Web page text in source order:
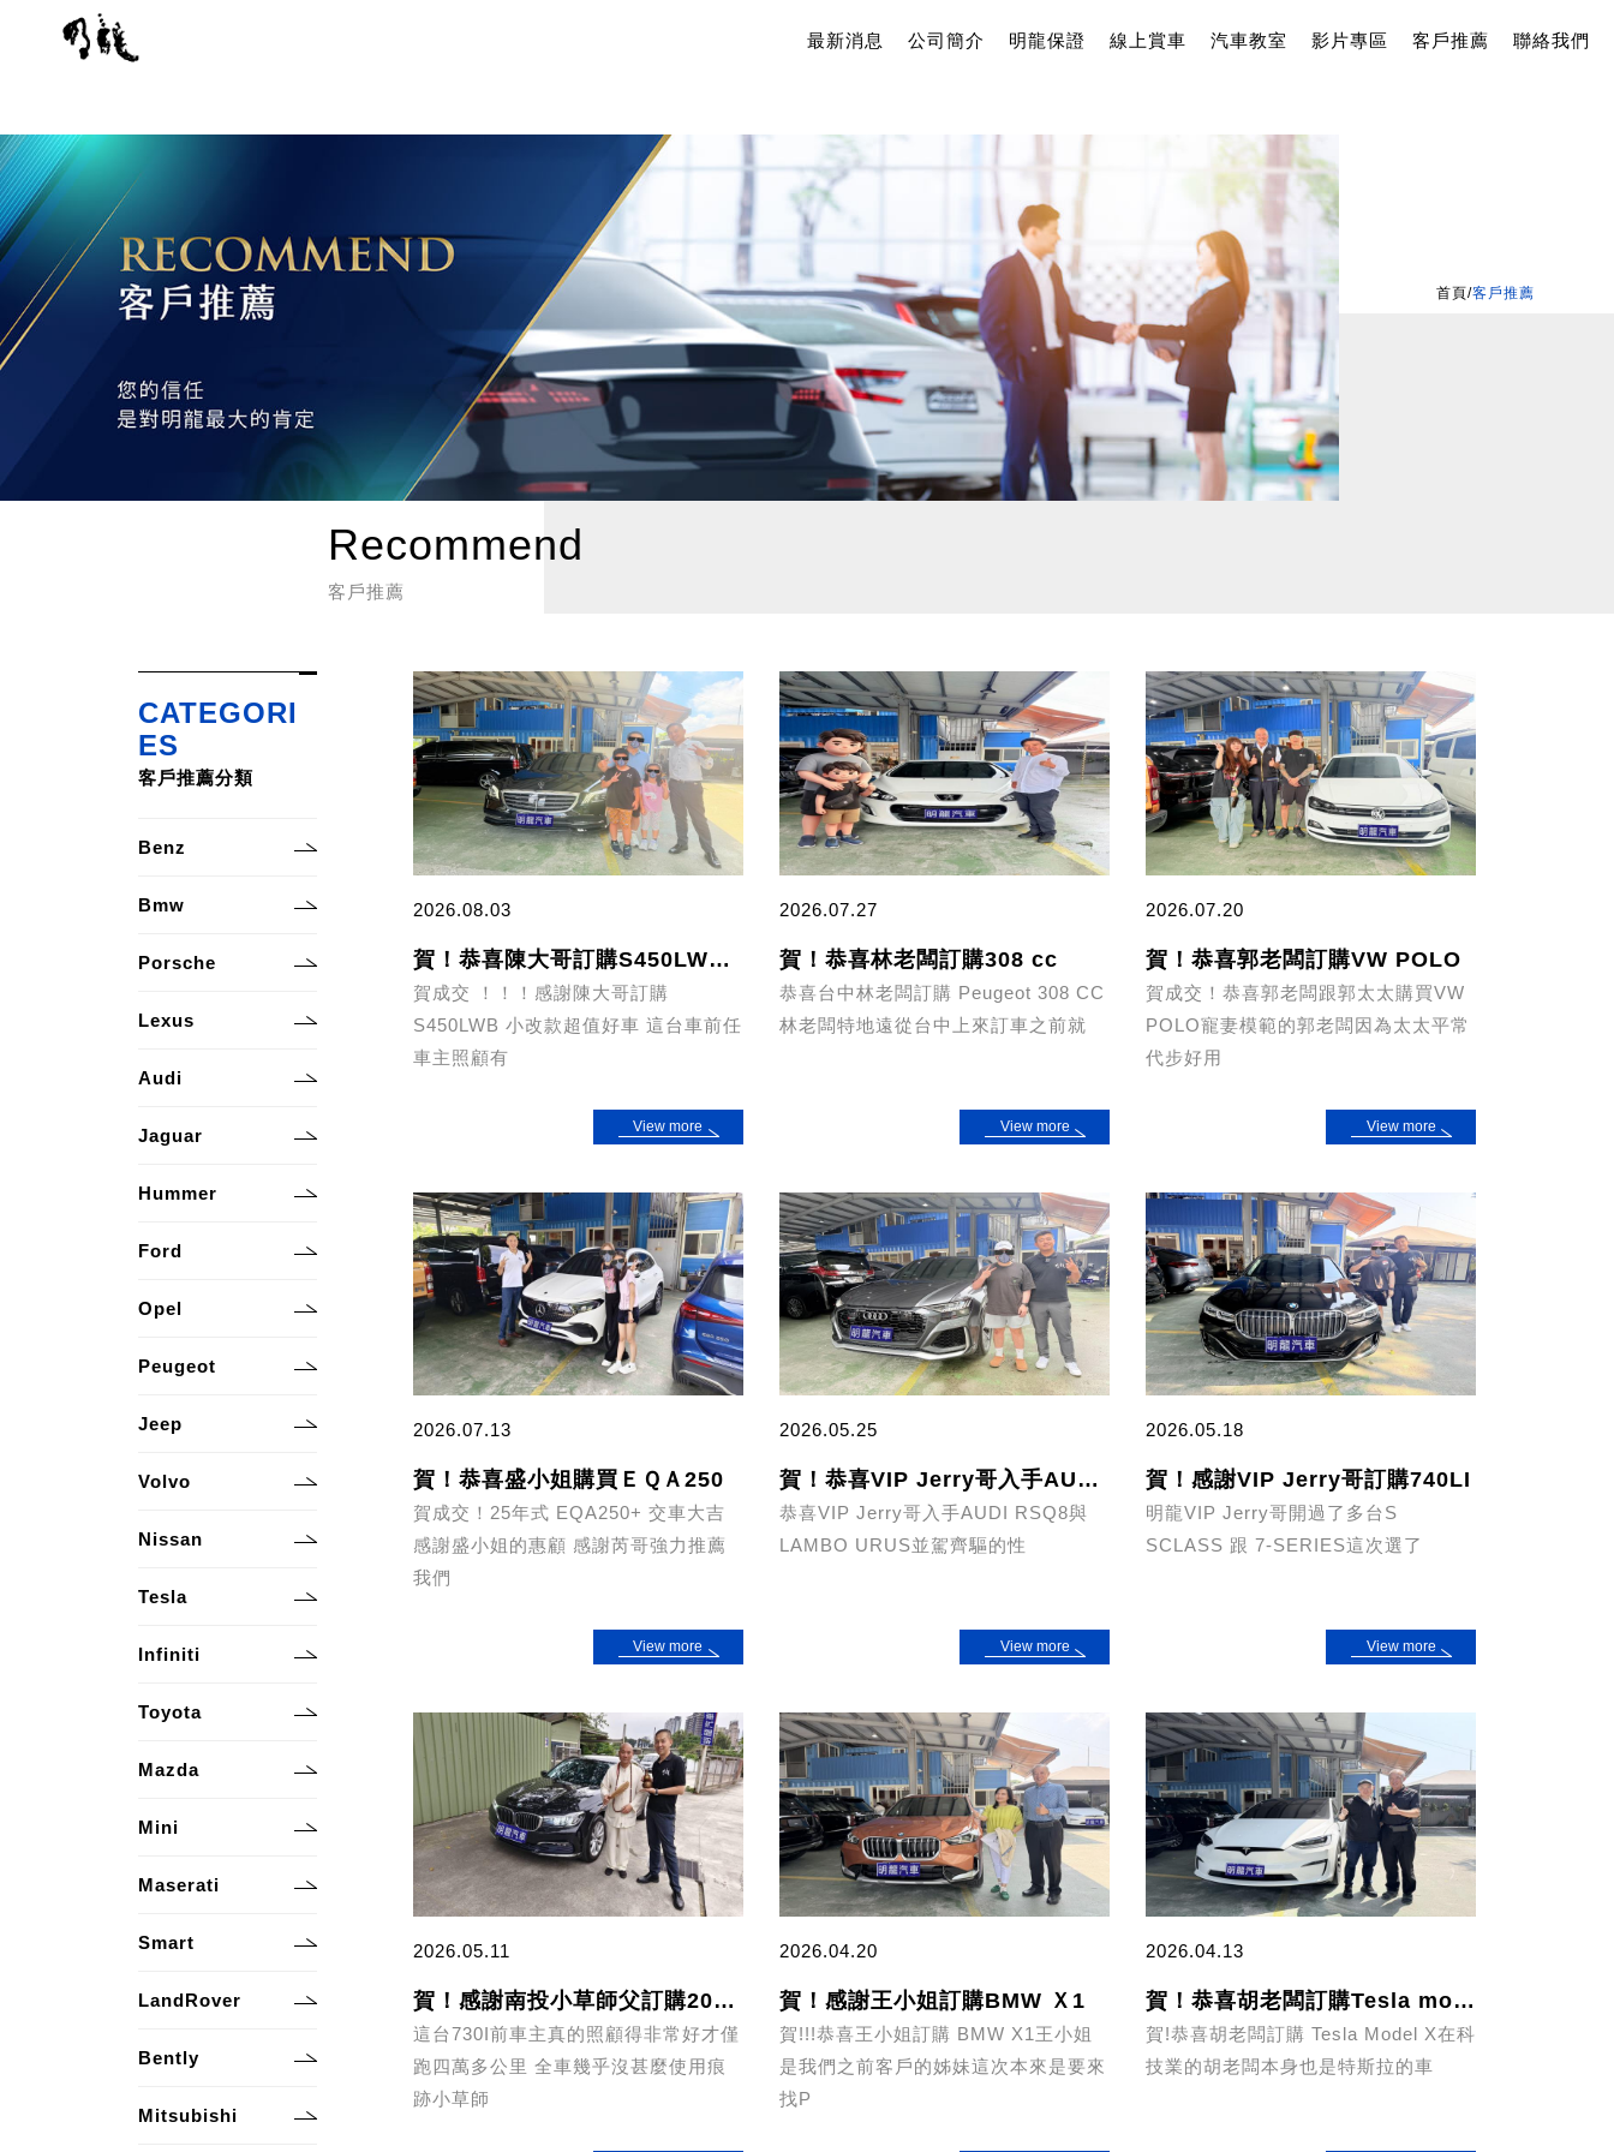
最新消息 公司簡介 明龍保證 線上賞車 汽車教室 影片專區 客戶推薦 聯絡我們
首頁/客戶推薦
Recommend
客戶推薦
CATEGORI
ES
客戶推薦分類
Benz
Bmw
Porsche
Lexus
Audi
Jaguar
Hummer
Ford
Opel
Peugeot
Jeep
Volvo
Nissan
Tesla
Infiniti
Toyota
Mazda
Mini
Maserati
Smart
LandRover
Bently
Mitsubishi
2026.08.03
賀！恭喜陳大哥訂購S450LWB 小改款
賀成交 ！！！感謝陳大哥訂購
S450LWB 小改款超值好車 這台車前任
車主照顧有
View more
2026.07.27
賀！恭喜林老闆訂購308 cc
恭喜台中林老闆訂購 Peugeot 308 CC
林老闆特地遠從台中上來訂車之前就
View more
2026.07.20
賀！恭喜郭老闆訂購VW POLO
賀成交！恭喜郭老闆跟郭太太購買VW
POLO寵妻模範的郭老闆因為太太平常
代步好用
View more
2026.07.13
賀！恭喜盛小姐購買ＥＱＡ250
賀成交！25年式 EQA250+ 交車大吉
感謝盛小姐的惠顧 感謝芮哥強力推薦
我們
View more
2026.05.25
賀！恭喜VIP Jerry哥入手AUDI RSQ8
恭喜VIP Jerry哥入手AUDI RSQ8與
LAMBO URUS並駕齊驅的性
View more
2026.05.18
賀！感謝VIP Jerry哥訂購740LI
明龍VIP Jerry哥開過了多台S
SCLASS 跟 7-SERIES這次選了
View more
2026.05.11
賀！感謝南投小草師父訂購2017 G11 730I
這台730I前車主真的照顧得非常好才僅
跑四萬多公里 全車幾乎沒甚麼使用痕
跡小草師
2026.04.20
賀！感謝王小姐訂購BMW Ｘ1
賀!!!恭喜王小姐訂購 BMW X1王小姐
是我們之前客戶的姊妹這次本來是要來
找P
2026.04.13
賀！恭喜胡老闆訂購Tesla model X
賀!恭喜胡老闆訂購 Tesla Model X在科
技業的胡老闆本身也是特斯拉的車